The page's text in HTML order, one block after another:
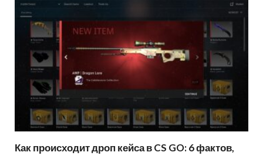
Как происходит дроп кейса в CS GO: 6 фактов,